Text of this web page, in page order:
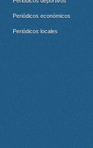
Periódicos económicos
Periódicos locales